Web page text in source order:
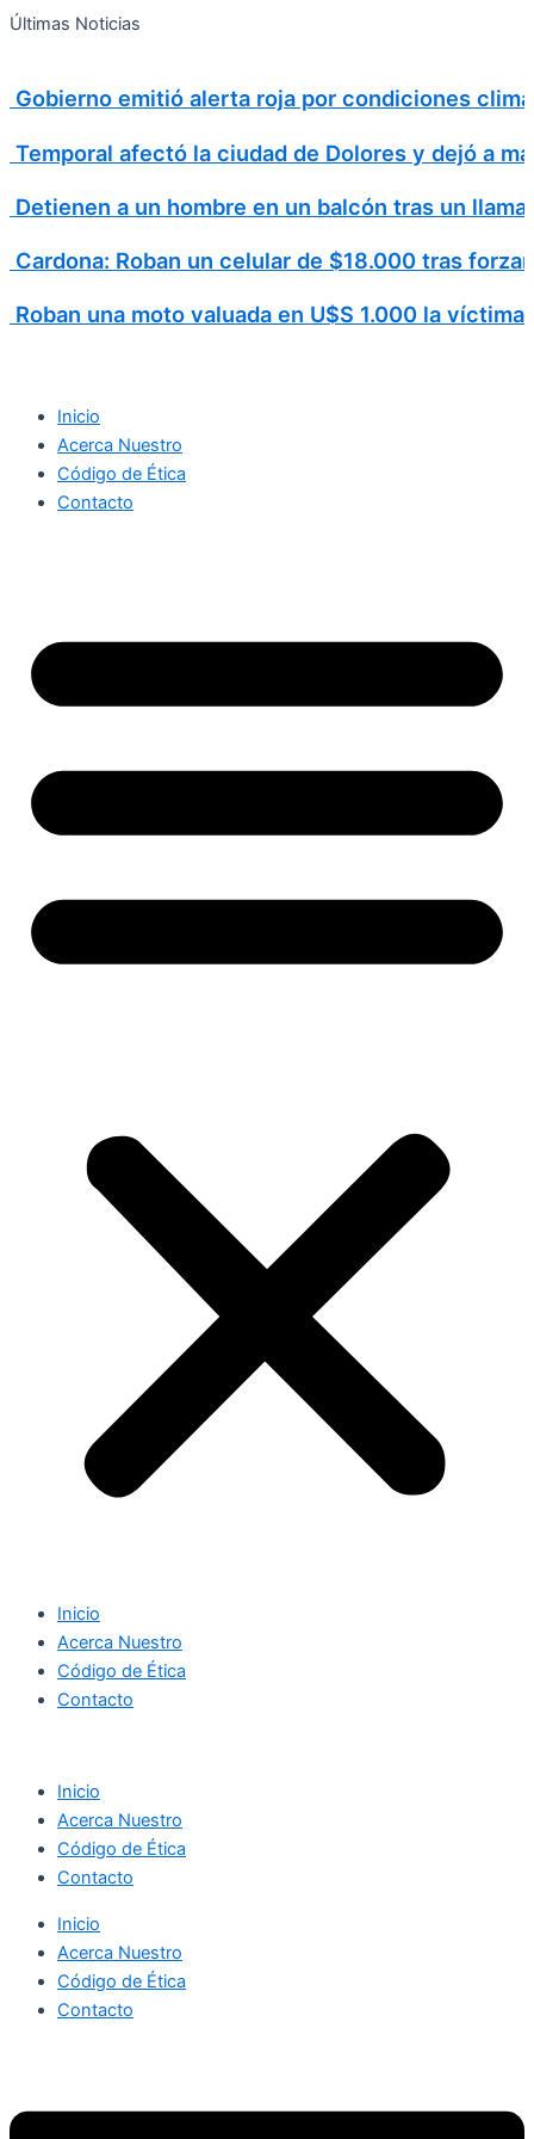
Ir
Últimas Noticias
Gobierno emitió alerta roja por condiciones
Temporal afectó la ciudad de Dolores y dejó a
Detienen a un hombre en un balcón tras un
Cardona: Roban un celular de $18.000 tras
Roban una moto valuada en U$S 1.000 la
Inicio
Acerca Nuestro
Código de Ética
Contacto
Inicio
Acerca Nuestro
Código de Ética
Contacto
Inicio
Acerca Nuestro
Código de Ética
Contacto
Inicio
Acerca Nuestro
Código de Ética
Contacto
Search